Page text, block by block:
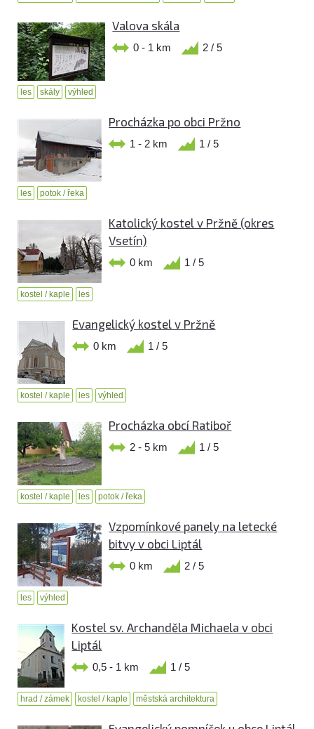
Valova skála
0 - 1 km 2 / 5
les skály výhled
Procházka po obci Pržno
1 - 2 km 1 / 5
les potok / řeka
Katolický kostel v Pržně (okres
Vsetín)
0 km 1 / 5
kostel / kaple les
Evangelický kostel v Pržně
0 km 1 / 5
kostel / kaple les výhled
Procházka obcí Ratiboř
2 - 5 km 1 / 5
kostel / kaple les potok / řeka
Vzpomínkové panely na letecké
bitvy v obci Liptál
0 km 2 / 5
les výhled
Kostel sv. Archanděla Michaela v obci
Liptál
0,5 - 1 km 1 / 5
hrad / zámek kostel / kaple městská architektura